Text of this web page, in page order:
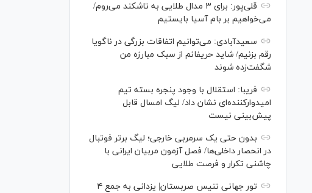
قلی‌پور: برای ۳ مدال طلایی به تاشکند می‌روم/
می‌خواهیم بر بام آسیا بایستیم
سعیدآبادی: می‌توانیم اتفاقات بزرگی در ناگویا
رقم بزنیم/ شاید حریفانم از سبک مبارزه من
شگفت‌زده شوند
فریبا: استقلال با وجود پنجره بسته تیم
امیدوارکننده‌ای نشان داد/ لیگ امسال قابل
پیش‌بینی نیست
بدون حتی یک سرمربی خارجی؛ لیگ برتر فوتبال
در انحصار داخلی‌ها/ فصل آزمون مربیان ایرانی با
چاشنی تکرار و فرصت طلایی
تور جهانی تنیس صربستان| یزدانی به جمع ۴